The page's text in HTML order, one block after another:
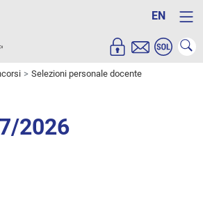
EN
Selezioni personale docente
2026